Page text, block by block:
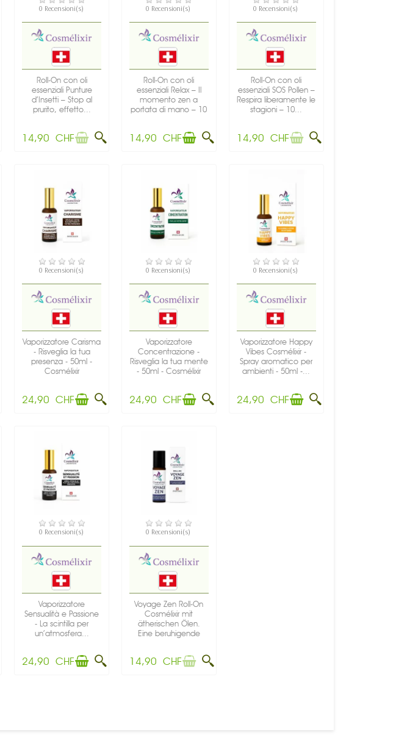
0 Recensioni(s)
Roll-On con oli
essenziali Punture
d’Insetti – Stop al
prurito, effetto...
14,90 CHF
0 Recensioni(s)
Roll-On con oli
essenziali Relax – Il
momento zen a
portata di mano – 10
14,90 CHF
0 Recensioni(s)
Roll-On con oli
essenziali SOS Pollen –
Respira liberamente le
stagioni – 10...
14,90 CHF
DISPONIBILE
0 Recensioni(s)
Vaporizzatore Carisma
- Risveglia la tua
presenza - 50ml -
Cosmélixir
24,90 CHF
DISPONIBILE
0 Recensioni(s)
Vaporizzatore
Concentrazione -
Risveglia la tua mente
- 50ml - Cosmélixir
24,90 CHF
DISPONIBILE
0 Recensioni(s)
Vaporizzatore Happy
Vibes Cosmélixir -
Spray aromatico per
ambienti - 50ml -...
24,90 CHF
DISPONIBILE
0 Recensioni(s)
Vaporizzatore
Sensualità e Passione
- La scintilla per
un’atmosfera...
24,90 CHF
NON DISPONIBILE
0 Recensioni(s)
Voyage Zen Roll-On
Cosmélixir mit
ätherischen Ölen.
Eine beruhigende
14,90 CHF